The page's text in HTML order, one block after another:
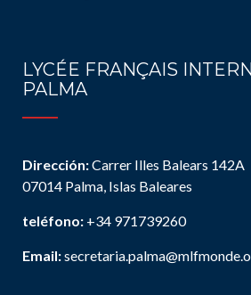
LYCÉE FRANÇAIS
PALMA
Dirección:Carrer Illes Balears 142A
07014 Palma, Islas Baleares
teléfono: +34 971739260
Email: